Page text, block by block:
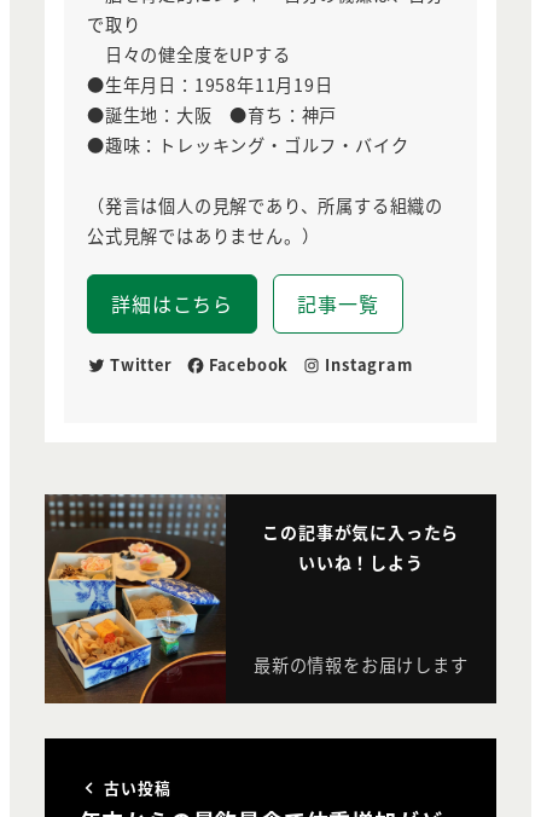
で取り
日々の健全度をUPする
●生年月日：1958年11月19日
●誕生地：大阪 ●育ち：神戸
●趣味：トレッキング・ゴルフ・バイク
（発言は個人の見解であり、所属する組織の
公式見解ではありません。）
詳細はこちら 記事一覧
Twitter Facebook Instagram
この記事が気に入ったら
いいね！しよう
最新の情報をお届けします
古い投稿